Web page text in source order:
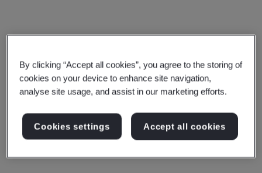
กรองตาม:
รีเซ็ต ส่ง
By clicking “Accept all cookies”, you agree to the storing of
cookies on your device to enhance site navigation,
analyse site usage, and assist in our marketing efforts.
Cookies settings Accept all cookies